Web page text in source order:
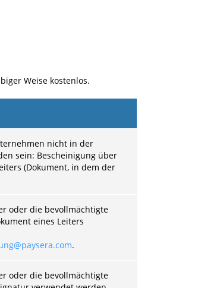
Weise kostenlos.
nicht in der
sein: Bescheinigung über
(Dokument, in dem der
oder die bevollmächtigte
eines Leiters
.
oder die bevollmächtigte